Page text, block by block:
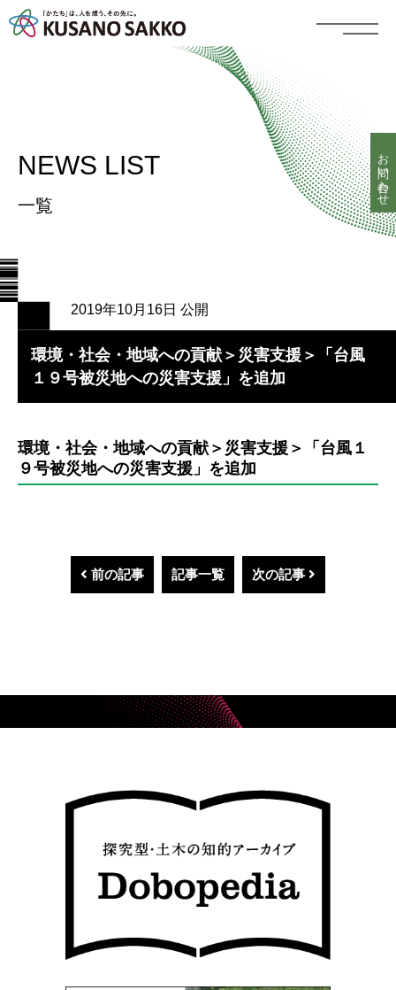
NEWS LIST
一覧
2019年10月16日 公開
環境・社会・地域への貢献＞災害支援＞「台風
１９号被災地への災害支援」を追加
環境・社会・地域への貢献＞災害支援＞「台風１
９号被災地への災害支援」を追加
前の記事 記事一覧 次の記事
お問い合わせ